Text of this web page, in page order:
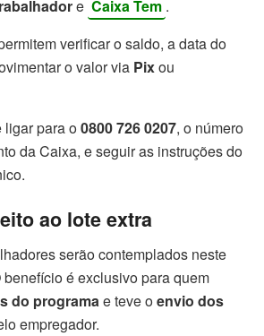
e Caixa Tem .
verificar o saldo, a data do
o valor via Pixou
ligar para o0800 726 0207, o número
da Caixa, e seguir as instruções do
ao lote extra
serão contemplados neste
é exclusivo para quem
do programae teve oenvio dos
empregador.